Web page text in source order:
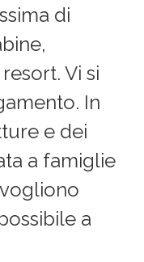
di
Vi si
In
e dei
a famiglie
a